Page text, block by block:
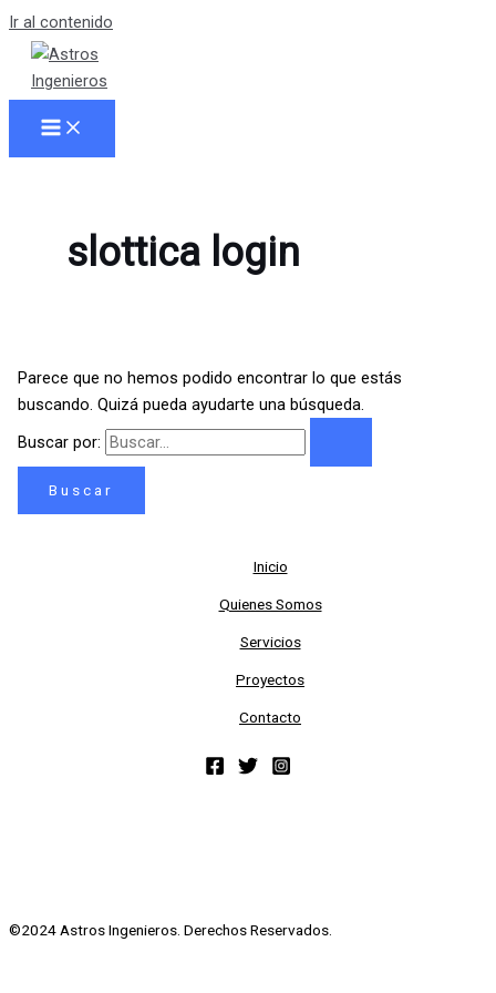
Ir al contenido
slottica login
Parece que no hemos podido encontrar lo que estás
buscando. Quizá pueda ayudarte una búsqueda.
Buscar por:
Inicio
Quienes Somos
Servicios
Proyectos
Contacto
©2024 Astros Ingenieros. Derechos Reservados.